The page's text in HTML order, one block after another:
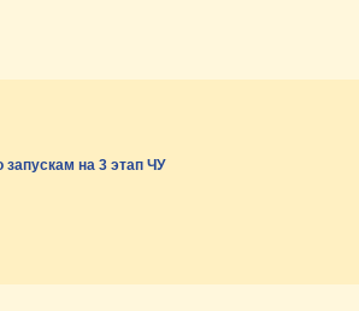
запускам на 3 этап ЧУ